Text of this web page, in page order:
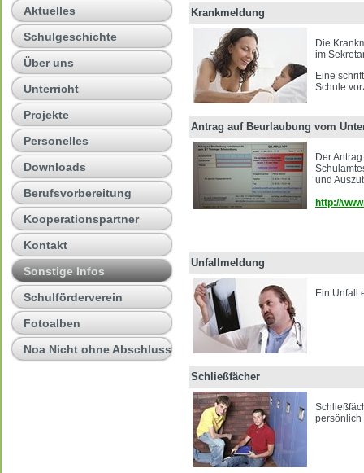
Krankmeldung
Die
im
Eine
Schule
Antrag auf Beurlaubung vom
Der
und
http://
Unfallmeldung
Ein Unfall
Schließfächer
persönlich
Aktuelles
Schulgeschichte
Über uns
Unterricht
Projekte
Personelles
Downloads
Berufsvorbereitung
Kooperationspartner
Kontakt
Sonstige Infos
Schulförderverein
Fotoalben
Noa Nicht ohne Abschluss